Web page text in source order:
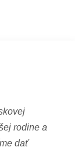
rodine a
dať